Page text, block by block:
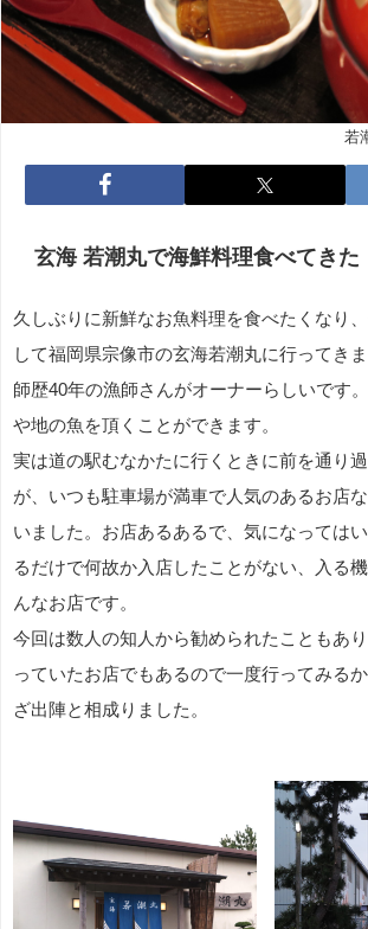
若
玄海 若潮丸で海鮮料理食べてきた
久しぶりに新鮮なお魚料理を食べたくなり
して福岡県宗像市の玄海若潮丸に行ってき
師歴40年の漁師さんがオーナーらしいです
や地の魚を頂くことができます。
実は道の駅むなかたに行くときに前を通り
が、いつも駐車場が満車で人気のあるお店
いました。お店あるあるで、気になっては
るだけで何故か入店したことがない、入る
んなお店です。
今回は数人の知人から勧められたこともあ
っていたお店でもあるので一度行ってみる
ざ出陣と相成りました。